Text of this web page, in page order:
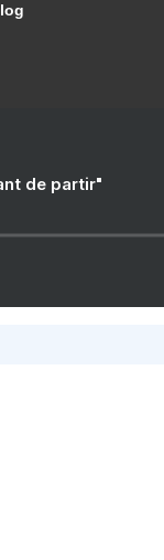
de partir"